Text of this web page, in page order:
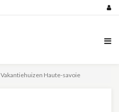
Vakantiehuizen Haute-savoie